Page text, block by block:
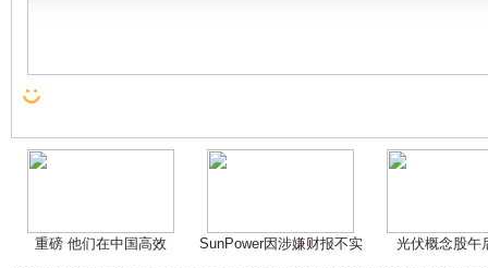
重磅 他们在中国高效 SunPower因涉嫌财报不实 光伏概念股午